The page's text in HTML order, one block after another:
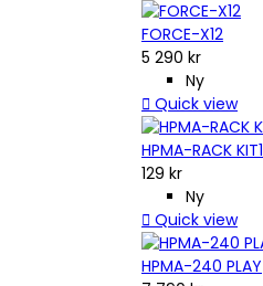
FORCE-X12
5 290 kr
Ny
 Quick view
HPMA-RACK KIT1
129 kr
Ny
 Quick view
HPMA-240 PLAY